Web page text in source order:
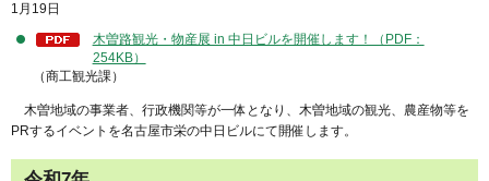
1月19日
木曽路観光・物産展 in 中日ビルを開催します！（PDF：
254KB）
（商工観光課）
木曽地域の事業者、行政機関等が一体となり、木曽地域の観光、農産物等を
PRするイベントを名古屋市栄の中日ビルにて開催します。